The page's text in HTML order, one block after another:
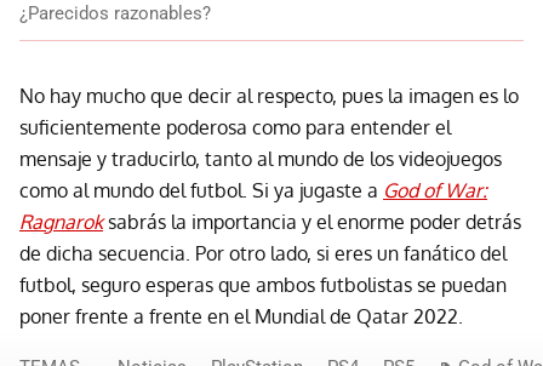
¿Parecidos razonables?
No hay mucho que decir al respecto, pues la imagen es lo
suficientemente poderosa como para entender el
mensaje y traducirlo, tanto al mundo de los videojuegos
como al mundo del futbol. Si ya jugaste a God of War:
Ragnarok sabrás la importancia y el enorme poder detrás
de dicha secuencia. Por otro lado, si eres un fanático del
futbol, seguro esperas que ambos futbolistas se puedan
poner frente a frente en el Mundial de Qatar 2022.